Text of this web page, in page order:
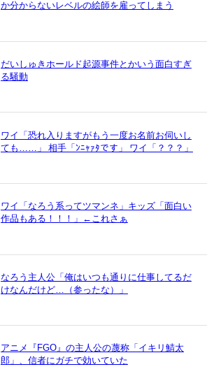
か分からないレベルの絵師を雇ってしまう
だいしゅきホールド起源事件とかいう面白すぎ
る騒動
ワイ「恐れ入りますがもう一度お名前お伺いし
ても……」 相手「ﾝﾆｬｧﾀです」 ワイ「？？？」
ワイ「なろう系ってツマンネ」キッズ「面白い
作品もある！！！」←これさぁ
なろう主人公「俺はいつも通りに仕事してるだ
けなんだけど…（参ったな）」
アニメ『FGO』の主人公の蔑称「イキリ鯖太
郎」、信者にガチで効いていた